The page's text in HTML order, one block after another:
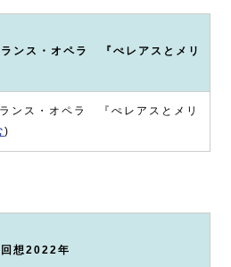
ンス・オペラ 『ぺレアスとメリ
ンス・オペラ 『ぺレアスとメリ
)
想2022年